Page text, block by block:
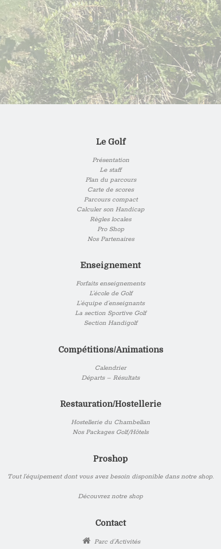
Le Golf
Présentation
Le staff
Plan du parcours
Carte de scores
Parcours compact
Calculer son Handicap
Règles locales
Pro Shop
Nos Partenaires
Enseignement
Forfaits enseignements
L’école de Golf
L’équipe d’enseignants
La section Sportive Golf
Section Handigolf
Compétitions/Animations
Calendrier
Départs – Résultats
Restauration/Hostellerie
Hostellerie du Chambellan
Nos Packages Golf/Hôtels
Proshop
Tout l’équipement dont vous avez besoin disponible dans notre shop.
Découvrez notre shop
Contact
Parc d'Activités